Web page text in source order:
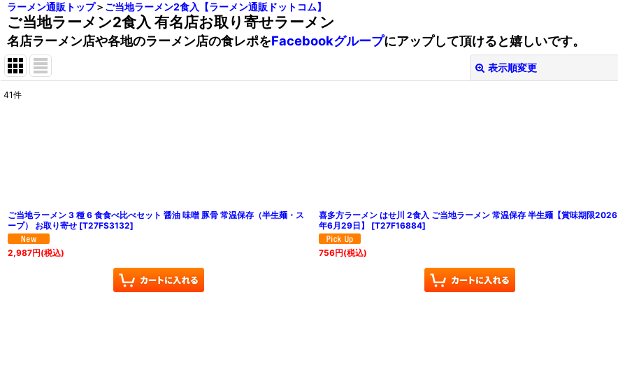
ラーメン通販トップ＞ ご当地ラーメン2食入【ラーメン通販ドットコム】
ご当地ラーメン2食入 有名店お取り寄せラーメン
名店ラーメン店や各地のラーメン店の食レポをFacebookグループにアップして頂けると嬉しいです。
表示順変更
絞り込む
41件
ご当地ラーメン 3 種 6 食食べ比べセット 醤油 味噌 豚骨 常温保存（半生麺・ス
ープ） お取り寄せ [T27FS3132]
2,987円(税込)
喜多方ラーメン はせ川 2食入 ご当地ラーメン 常温保存 半生麺【賞味期限2026
年6月29日】
[T27F16884]
756円(税込)